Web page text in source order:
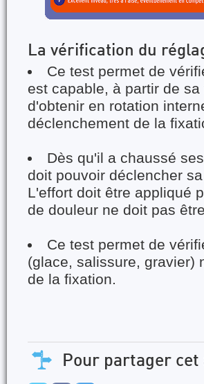
La vérification du
Ce test permet de
est capable, à partir de
d'obtenir en rotation
déclenchement de la
Dès qu'il a chaussé
doit pouvoir déclencher
L'effort doit être appliqué
de douleur ne doit pas
Ce test permet de
(glace, salissure, gravier)
de la fixation.
Pour partager